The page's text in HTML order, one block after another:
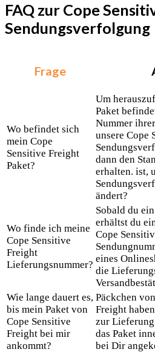
FAQ zur Cope
Sendungsverfolgung
Frage
Wo befindet sich
mein Cope
Sensitive Freight
Paket?
Um
Paket
Nummer
unsere Cope
dann den
erhalten. ist,
ändert?
Wo finde ich meine
Cope Sensitive
Freight
Lieferungsnummer?
Sobald du
erhältst du
Cope
eines
die
Wie lange dauert es,
bis mein Paket von
Cope Sensitive
Freight bei mir
ankommt?
Päckchen
Freight
zur
das Paket
bei Dir